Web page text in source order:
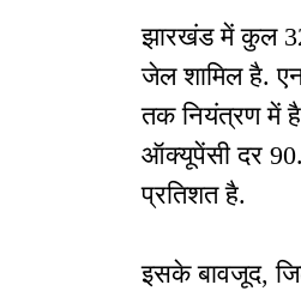
झारखंड में कुल
जेल शामिल है.
तक नियंत्रण में
ऑक्यूपेंसी दर
प्रतिशत है.
इसके बावजूद,